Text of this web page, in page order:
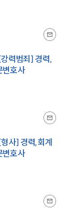
력범죄] 경력,
호사
사] 경력,회계
호사